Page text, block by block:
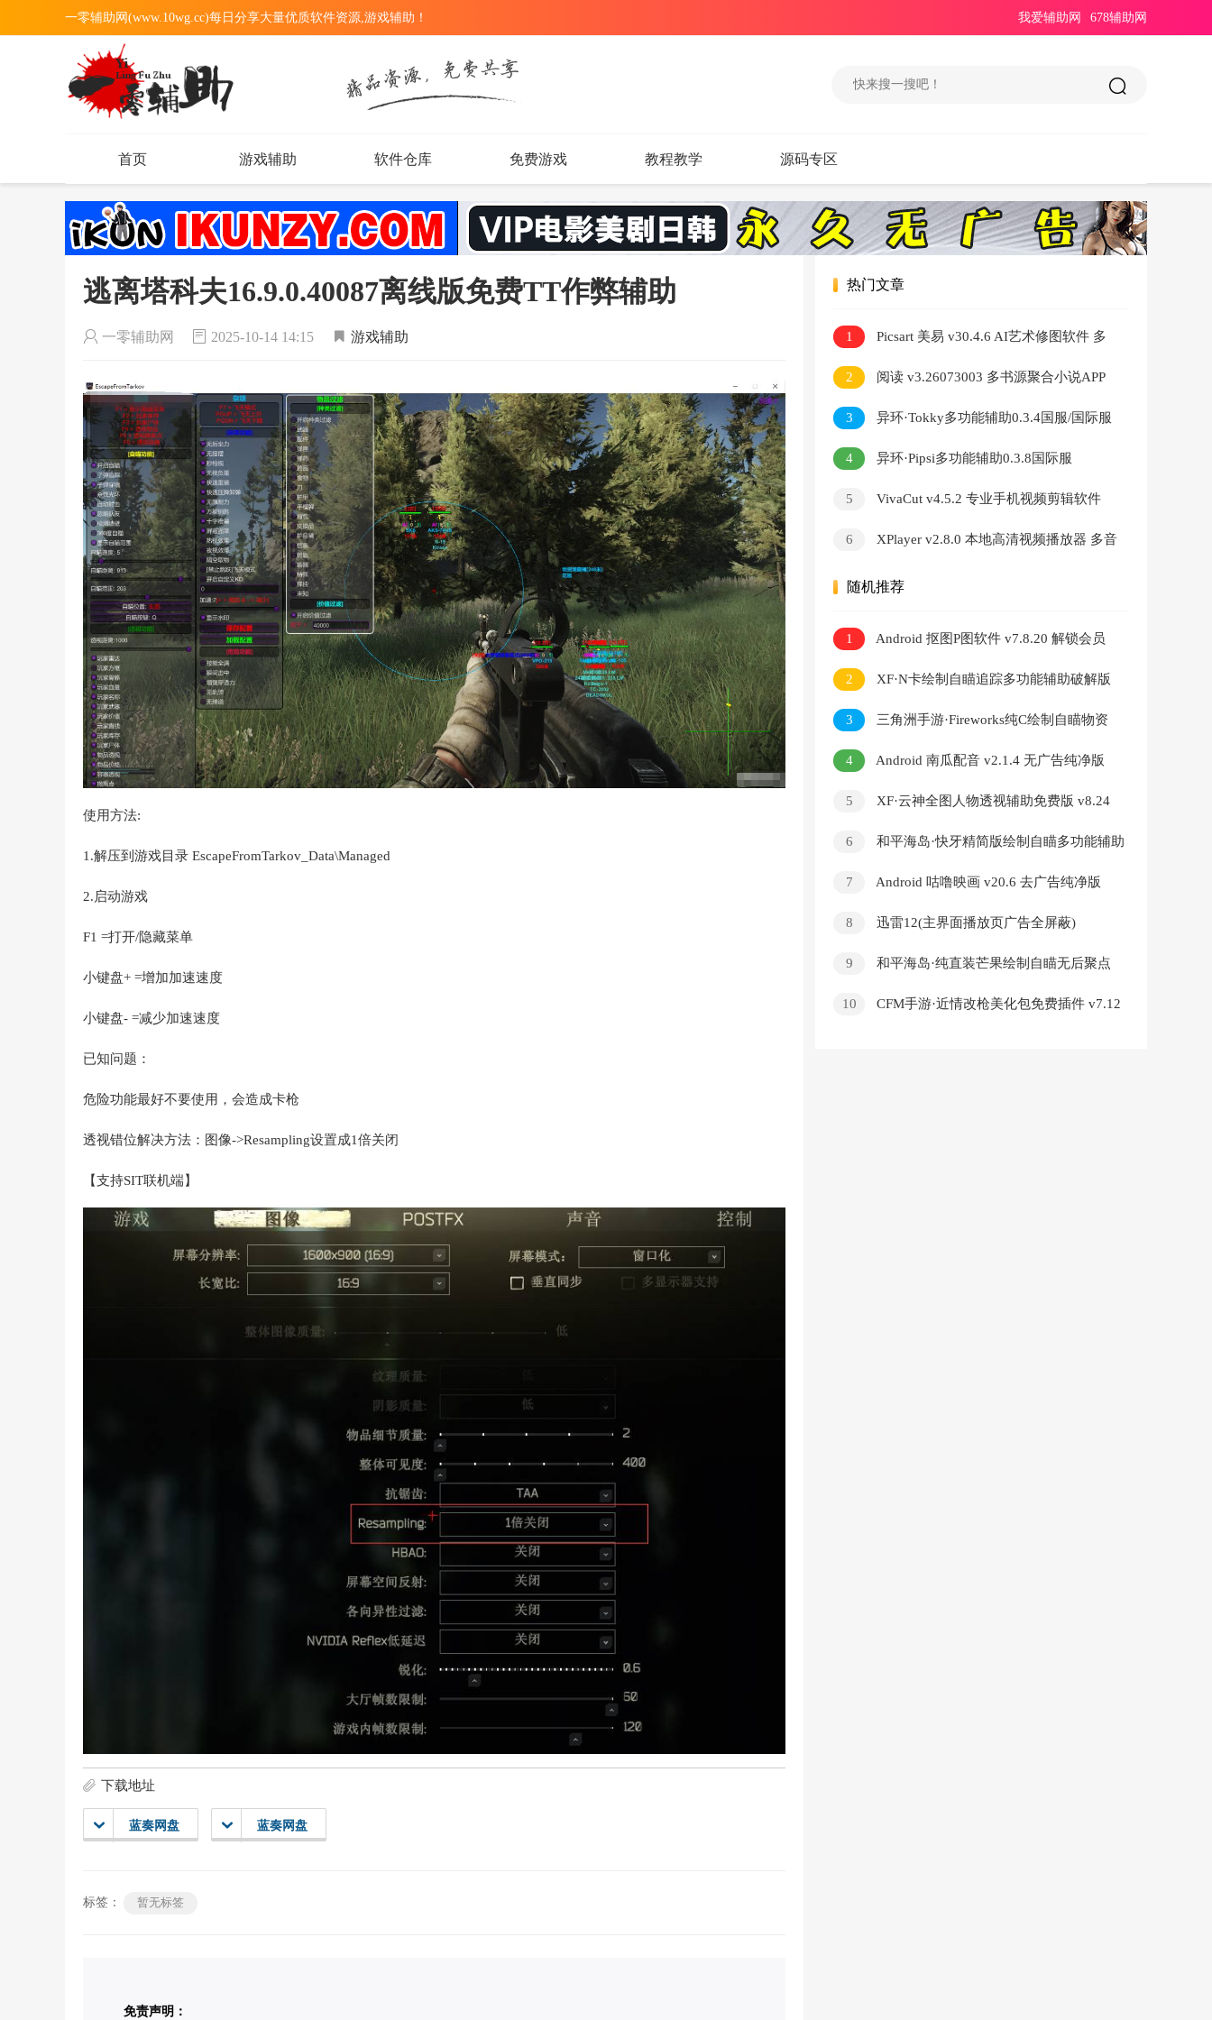
一零辅助网(www.10wg.cc)每日分享大量优质软件资源,游戏辅助！ 678辅助网
我爱辅助网
首页 游戏辅助 软件仓库 免费游戏 教程教学 源码专区
逃离塔科夫16.9.0.40087离线版免费TT作弊辅助
一零辅助网 2025-10-14 14:15 游戏辅助
使用方法:
1.解压到游戏目录 EscapeFromTarkov_Data\Managed
2.启动游戏
F1 =打开/隐藏菜单
小键盘+ =增加加速速度
小键盘- =减少加速速度
已知问题：
危险功能最好不要使用，会造成卡枪
透视错位解决方法：图像->Resampling设置成1倍关闭
【支持SIT联机端】
下载地址
蓝奏网盘 蓝奏网盘
标签： 暂无标签
免责声明：
热门文章
1
Picsart 美易 v30.4.6 AI艺术修图软件 多
特效照片编辑工具
2
阅读 v3.26073003 多书源聚合小说APP
3 异环·Tokky多功能辅助0.3.4国服/国际服
4 异环·Pipsi多功能辅助0.3.8国际服
5
VivaCut v4.5.2 专业手机视频剪辑软件
6
XPlayer v2.8.0 本地高清视频播放器 多音
随机推荐
1
Android 抠图P图软件 v7.8.20 解锁会员
版
2
XF·N卡绘制自瞄追踪多功能辅助破解版
v9.8
3
三角洲手游·Fireworks纯C绘制自瞄物资
辅助 v1.9
4
Android 南瓜配音 v2.1.4 无广告纯净版
5 XF·云神全图人物透视辅助免费版 v8.24
6
和平海岛·快牙精简版绘制自瞄多功能辅助
7
Android 咕噜映画 v20.6 去广告纯净版
8
迅雷12(主界面播放页广告全屏蔽)
9
和平海岛·纯直装芒果绘制自瞄无后聚点
10
CFM手游·近情改枪美化包免费插件 v7.12